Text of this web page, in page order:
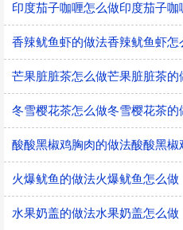
印度茄子咖喱怎么做印度茄子咖
香辣鱿鱼虾的做法香辣鱿鱼虾怎
芒果脏脏茶怎么做芒果脏脏茶的
冬雪樱花茶怎么做冬雪樱花茶的
酸酸黑椒鸡胸肉的做法酸酸黑椒
火爆鱿鱼的做法火爆鱿鱼怎么做
水果奶盖的做法水果奶盖怎么做